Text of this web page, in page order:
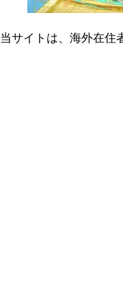
当サイトは、海外在住